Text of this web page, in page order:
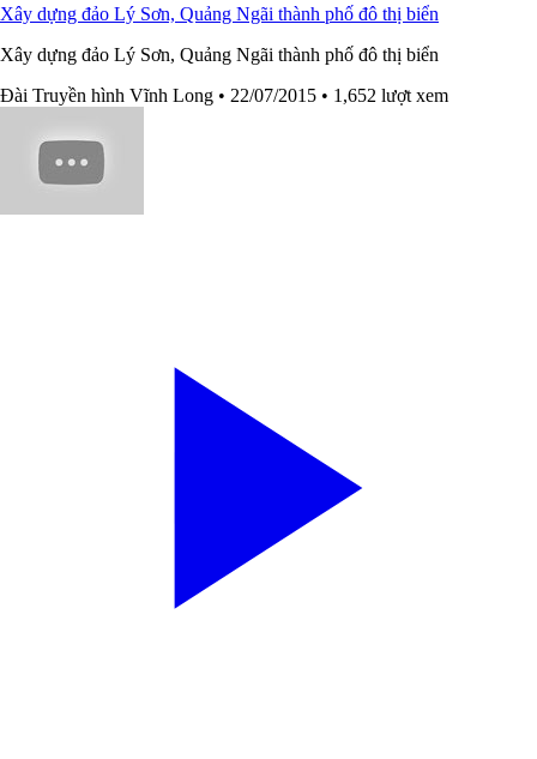
Xây dựng đảo Lý Sơn, Quảng Ngãi thành phố đô thị biển
Xây dựng đảo Lý Sơn, Quảng Ngãi thành phố đô thị biển
Đài Truyền hình Vĩnh Long • 22/07/2015 • 1,652 lượt xem